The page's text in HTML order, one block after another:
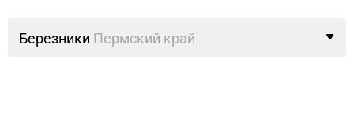
Березники Пермский край